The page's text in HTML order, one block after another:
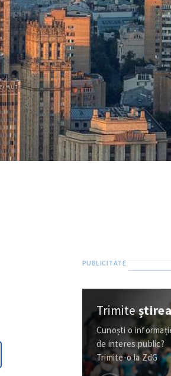
Trimite
Cunoști o
de interes public?
Trimite-o la ZdG